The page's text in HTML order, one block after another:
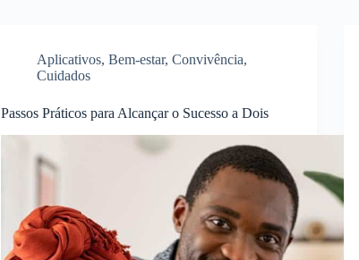
Aplicativos,Bem-estar,Convivência,
Cuidados
Passos Práticos para Alcançar o Sucesso a Dois